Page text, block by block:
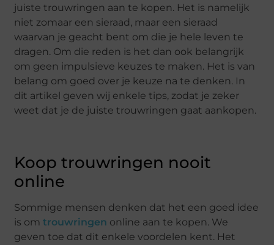
juiste trouwringen aan te kopen. Het is namelijk
niet zomaar een sieraad, maar een sieraad
waarvan je geacht bent om die je hele leven te
dragen. Om die reden is het dan ook belangrijk
om geen impulsieve keuzes te maken. Het is van
belang om goed over je keuze na te denken. In
dit artikel geven wij enkele tips, zodat je zeker
weet dat je de juiste trouwringen gaat aankopen.
Koop trouwringen nooit
online
Sommige mensen denken dat het een goed idee
is omtrouwringen online aan te kopen. We
geven toe dat dit enkele voordelen kent. Het